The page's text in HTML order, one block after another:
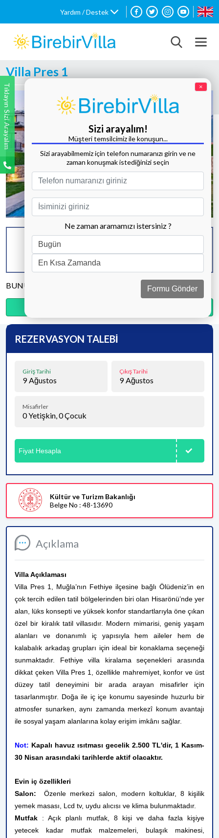
Yardım / Destek
Villa Pres 1
Tüm Fotoğrafları Göster
KAPASİTE
8 KİŞİ
BANYO & WC
4 ADET
YATAK ODASI
BUNU PAYLAŞ
Açıklama
Villa Açıklaması
Villa Pres 1, Muğla’nın Fethiye ilçesine bağlı Ölüdeniz’in en
çok tercih edilen tatil bölgelerinden biri olan Hisarönü’nde yer
alan, lüks konsepti ve yüksek konfor standartlarıyla öne çıkan
özel bir kiralık tatil villasıdır. Modern mimarisi, geniş yaşam
alanları ve donanımlı iç yapısıyla hem aileler hem de
kalabalık arkadaş grupları için ideal bir konaklama seçeneği
sunmaktadır. Fethiye villa kiralama seçenekleri arasında
dikkat çeken Villa Pres 1, özellikle mahremiyet, konfor ve üst
düzey tatil deneyimini bir arada arayan misafirler için
tasarlanmıştır. Doğa ile iç içe konumu sayesinde huzurlu bir
atmosfer sunarken, aynı zamanda merkezî konum avantajı
ile sosyal yaşam alanlarına kolay erişim imkânı sağlar.
Not: Kapalı havuz ısıtması gecelik 2.500 TL'dir, 1 Kasım-
30 Nisan arasındaki tarihlerde aktif olacaktır.
Evin iç özellikleri
Salon: Özenle merkezi salon, modern koltuklar, 8 kişilik
yemek masası, Lcd tv, uydu alıcısı ve klima bulunmaktadır.
Mutfak : Açık planlı mutfak, 8 kişi ve daha fazla kişiye
yetecek kadar mutfak malzemeleri, bulaşık makinesi,
REZERVASYON TALEBİ
Giriş Tarihi
9 Ağustos
Çıkış Tarihi
9 Ağustos
Misafirler
0Yetişkin,0Çocuk
Fiyat Hesapla
Kültür ve Turizm Bakanlığı
Belge No : 48-13690
Tıklayın Sizi Arayalım ×
Sizi arayalım!
Müşteri temsilcimiz ile konuşun...
Sizi arayabilmemiz için telefon numaranızı girin ve ne
zaman konuşmak istediğinizi seçin
Ne zaman aramamızı istersiniz ?
Formu Gönder